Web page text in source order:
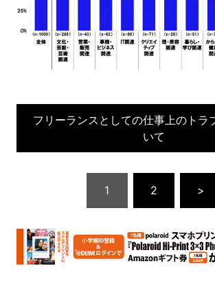
フリーランスとしての仕事上のトラ
いて
1 2 >